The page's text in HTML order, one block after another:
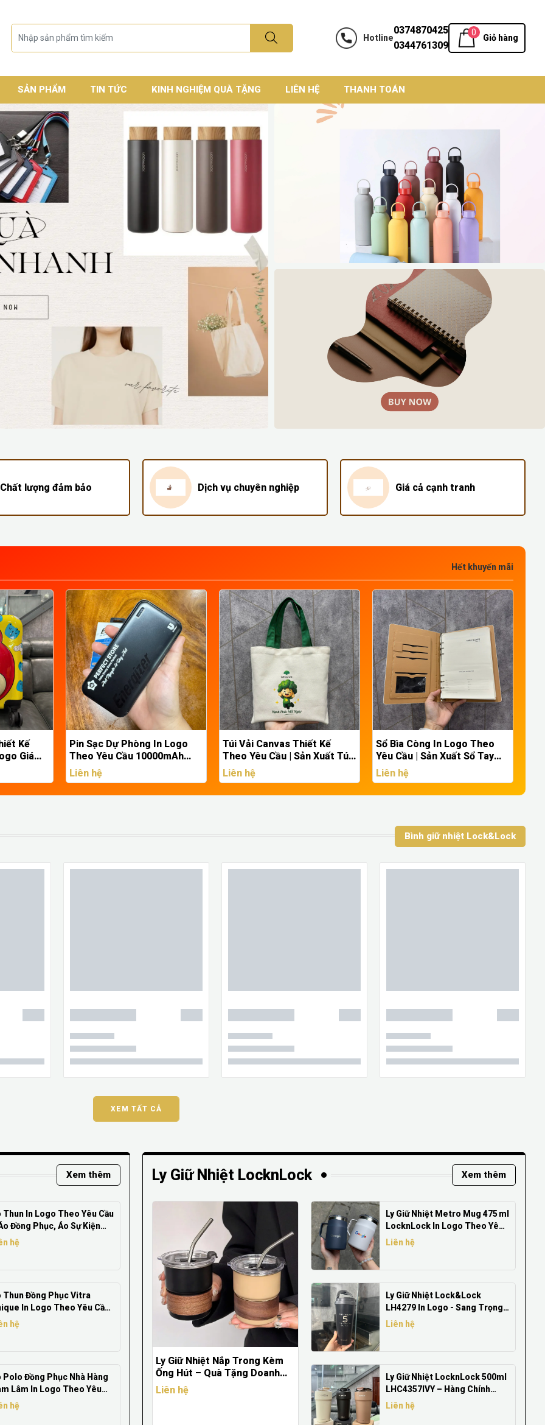
Hotline
0374870425
0344761309
0
Giỏ hàng
SẢN PHẨM TIN TỨC KINH NGHIỆM QUÀ TẶNG LIÊN HỆ THANH TOÁN
Chất lượng đảm bảo Dịch vụ chuyên nghiệp Giá cả cạnh tranh
Hết khuyến mãi
Logo
- Quà
Cao Cấp
Túi Vải Canvas Thiết Kế
Theo Yêu Cầu | Sản Xuất Túi
Canvas In Logo Doanh
Nghiệp
Liên hệ
Sổ Bìa Còng In Logo Theo
Yêu Cầu | Sản Xuất Sổ Tay
Bìa Còng Quà Tặng Doanh
Nghiệp
Liên hệ
Ô Dù Cầm Tay In Logo Theo
Yêu Cầu - Sản Xuất Ô Dù Quà
Tặng Doanh Nghiệp Giá
Xưởng
Liên hệ
Bình giữ nhiệt Lock&Lock
XEM TẤT CẢ
Xem thêm
Thun In Logo Theo Yêu Cầu
Đồng Phục, Áo Sự Kiện
Xưởng
hệ
Thun Đồng Phục Vitra
In Logo Theo Yêu Cầu
May Áo Thun Đồng
Giá Xưởng
hệ
Polo Đồng Phục Nhà Hàng
Lâm In Logo Theo Yêu
– Áo Thun Đồng Phục Màu
Xanh
hệ
Ly Giữ Nhiệt LocknLock Xem thêm
Ly Giữ Nhiệt Nắp Trong Kèm
Ống Hút – Quà Tặng Doanh
Nghiệp Hiện Đại & Thời Trang
Liên hệ
Ly Giữ Nhiệt Metro Mug 475 ml
LocknLock In Logo Theo Yêu
Cầu
Liên hệ
Ly Giữ Nhiệt Lock&Lock
LH4279 In Logo - Sang Trọng,
Tiện Dụng, Giá Tốt
Liên hệ
Ly Giữ Nhiệt LocknLock 500ml
LHC4357IVY – Hàng Chính
Hãng, Giá Tốt
Liên hệ